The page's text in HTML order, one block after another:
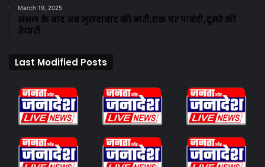
March 19, 2025
संभल के बाद अब मुरादाबाद की बारी,एक पर पाबंदी,दूसरे की
तैयारी
Last Modified Posts